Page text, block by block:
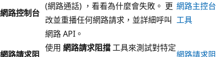
網路控制台
(網路通話) ，看看為什麼會失敗。 更
改並重播任何網路請求，並詳細呼叫
網路 API。
網路主控台
工具
網路請求阻
使用 網路請求阻擋工具來測試對特定
網路請求阻